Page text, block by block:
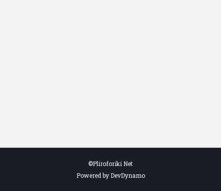
©Pliroforiki Net
Powered by DevDynamo